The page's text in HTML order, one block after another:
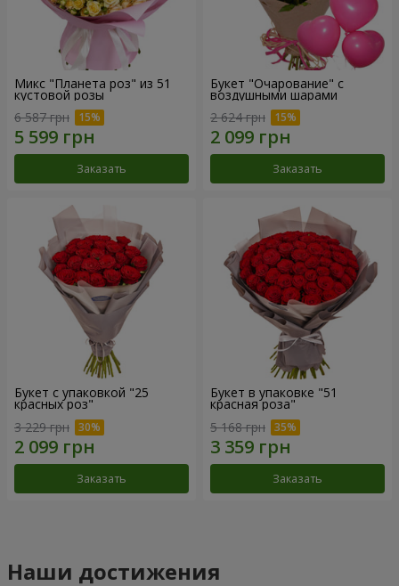
Микс "Планета роз" из 51
кустовой розы
6 587 грн
Заказать
Букет "Очарование" с
воздушными шарами
2 624 грн
Заказать
Букет с упаковкой "25
красных роз"
3 229 грн
Заказать
Букет в упаковке "51
красная роза"
5 168 грн
Заказать
Наши достижения